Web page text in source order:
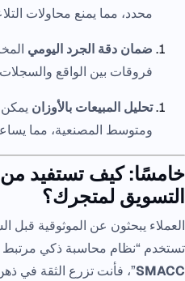
محدد، مما يمنع محاولات
ضمان دقة الجرد اليومي
فروقات بين الواقع
تحليل المبيعات بالأوزان يمكن
ومتوسط المصنعية، مما
خامسًا: كيف تستفيد
التسويق لمتجرك؟
العملاء يبحثون عن الموثوقية قبل
تستخدم “نظام محاسبة ذكي مرتبط
SMACC”، فأنت تزرع الثقة في